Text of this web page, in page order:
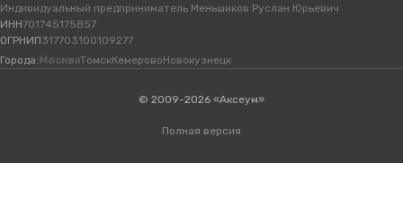
Индивидуальный предприниматель Меньшиков Руслан Юрьевич
ИНН701745175857
ОГРНИП317703100109277
Города: МоскваТомскКемеровоНовокузнецк
© 2009-2026 «Аксеум»
Полная версия